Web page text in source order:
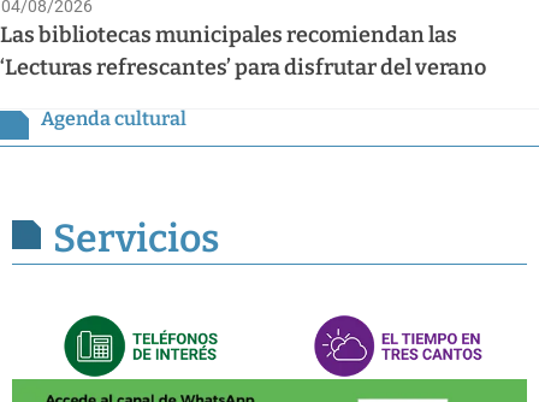
04/08/2026
Las bibliotecas municipales recomiendan las
‘Lecturas refrescantes’ para disfrutar del verano
Agenda cultural
Servicios